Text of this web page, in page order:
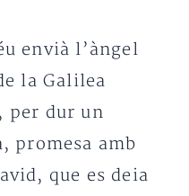
envià l’àngel
la Galilea
per dur un
promesa amb
que es deia